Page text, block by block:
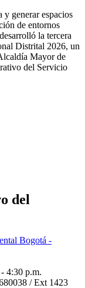
y generar espacios
de entornos
la tercera
Distrital 2026, un
Mayor de
del Servicio
del
Bogotá -
4:30 p.m.
/ Ext 1423